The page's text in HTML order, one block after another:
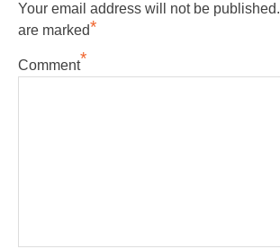
Your email address will not be published.
are marked*
Comment*